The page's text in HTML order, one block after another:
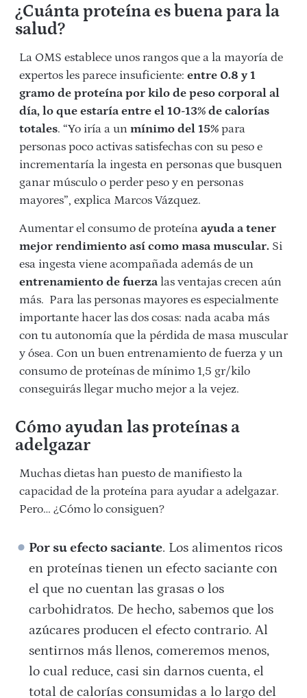
¿Cuánta proteína es buena para la
salud?
La OMS establece unos rangos que a la mayoría de
expertos les parece insuficiente: entre 0.8 y 1
gramo de proteína por kilo de peso corporal al
día, lo que estaría entre el 10-13% de calorías
totales. “Yo iría a un mínimo del 15% para
personas poco activas satisfechas con su peso e
incrementaría la ingesta en personas que busquen
ganar músculo o perder peso y en personas
mayores”, explica Marcos Vázquez.
Aumentar el consumo de proteína ayuda a tener
mejor rendimiento así como masa muscular. Si
esa ingesta viene acompañada además de un
entrenamiento de fuerza las ventajas crecen aún
más. Para las personas mayores es especialmente
importante hacer las dos cosas: nada acaba más
con tu autonomía que la pérdida de masa muscular
y ósea. Con un buen entrenamiento de fuerza y un
consumo de proteínas de mínimo 1,5 gr/kilo
conseguirás llegar mucho mejor a la vejez.
Cómo ayudan las proteínas a
adelgazar
Muchas dietas han puesto de manifiesto la
capacidad de la proteína para ayudar a adelgazar.
Pero… ¿Cómo lo consiguen?
Por su efecto saciante. Los alimentos ricos
en proteínas tienen un efecto saciante con
el que no cuentan las grasas o los
carbohidratos. De hecho, sabemos que los
azúcares producen el efecto contrario. Al
sentirnos más llenos, comeremos menos,
lo cual reduce, casi sin darnos cuenta, el
total de calorías consumidas a lo largo del